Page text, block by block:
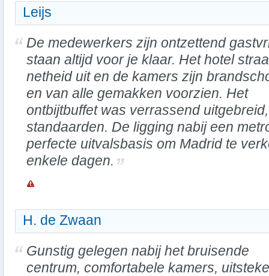
Leijs
De medewerkers zijn ontzettend
staan altijd voor je klaar. Het hotel
netheid uit en de kamers zijn
en van alle gemakken voorzien. Het
ontbijtbuffet was verrassend
standaarden. De ligging nabij een
perfecte uitvalsbasis om Madrid te
enkele dagen.
H. de Zwaan
Gunstig gelegen nabij het bruisende
centrum, comfortabele kamers,